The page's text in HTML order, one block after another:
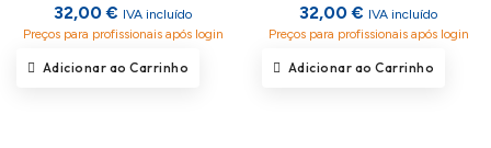
32,00 € IVA incluído
Preços para profissionais após login
Adicionar ao Carrinho
32,00 € IVA incluído
Preços para profissionais após login
Adicionar ao Carrinho